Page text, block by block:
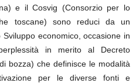
e il Cosvig (Consorzio per lo
toscane) sono reduci da un
economico, occasione in
in merito al Decreto
bozza) che definisce le modalità
per le diverse fonti e